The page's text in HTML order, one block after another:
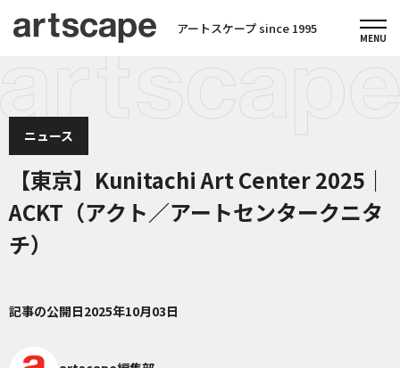
アートスケープ since 1995
ニュース
【東京】Kunitachi Art Center 2025｜
ACKT（アクト／アートセンタークニタ
チ）
記事の公開日2025年10月03日